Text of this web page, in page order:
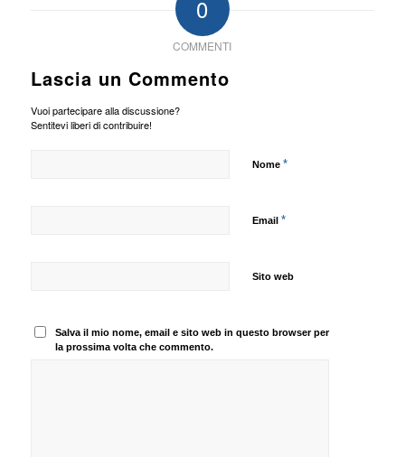
0
COMMENTI
Lascia un Commento
Vuoi partecipare alla discussione?
Sentitevi liberi di contribuire!
Nome *
Email *
Sito web
Salva il mio nome, email e sito web in questo browser per
la prossima volta che commento.